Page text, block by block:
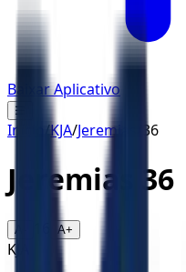
Baixar Aplicativo
☰
Início /KJA/Jeremias 36
Jeremias 36
A- A+
KJA